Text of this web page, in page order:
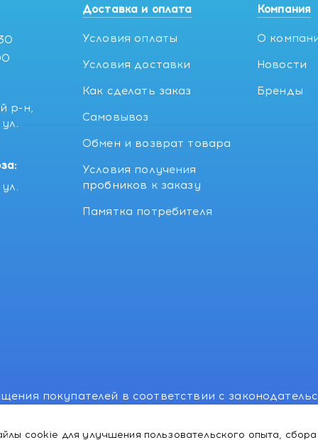
cookie для улучшения пользовательского опыта, сбора
р-н,
Доставка и оплата
Условия оплаты
Условия доставки
Как сделать заказ
Самовывоз
Обмен и возврат товара
Условия получения
пробников к заказу
Памятка потребителя
Компания
О
Новости
Бренды
покупателей в соответствии с